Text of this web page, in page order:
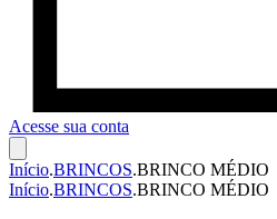
Acesse sua conta
Início.BRINCOS.BRINCO MÉDIO
Início.BRINCOS.BRINCO MÉDIO